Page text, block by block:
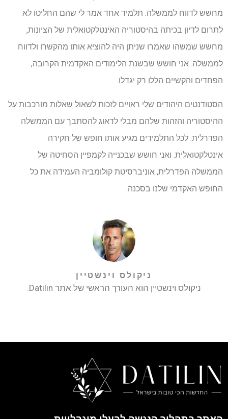
מחשש לדווח לממשלה. תלמיד אחד אמר לי שהם החליטו לא
לתרום לדיון בכיתה בהיסטוריה האינטלקטואלית של הציונות,
מחשש שמשהו שאמרו שניתן היה להוציא אותו מהקשרו ולדווח
לממשלה. אני חושש שבשנת הלימודים האקדמית הקרובה,
הפחדים והקשיים הללו רק יגדלו.
הסטודנטים היהודים שלי ראויים לזכות לשאול שאלות מורכבות על
ההיסטוריה והזהות שלהם מבלי לדאוג להסתבך עם הממשלה
הפדרלית. לכל התלמידים מגיע אותו חופש של חקירה
אינטלקטואלית. ואני חושש שבכנייה לקמפיין הסחיטה של ​​
הממשלה הפדרלית, אוניברסיטת קולומביה העמידה את כל
החופש האקדמי שלנו בסכנה.
ניקולס וינשטיין
ניקולס וינשטיין הוא העורך הראשי של אתר Datilin.